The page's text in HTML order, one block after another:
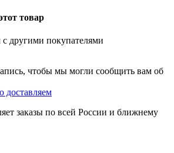
товар
другими покупателями
чтобы мы могли сообщить вам об
доставляем
заказы по всей России и ближнему